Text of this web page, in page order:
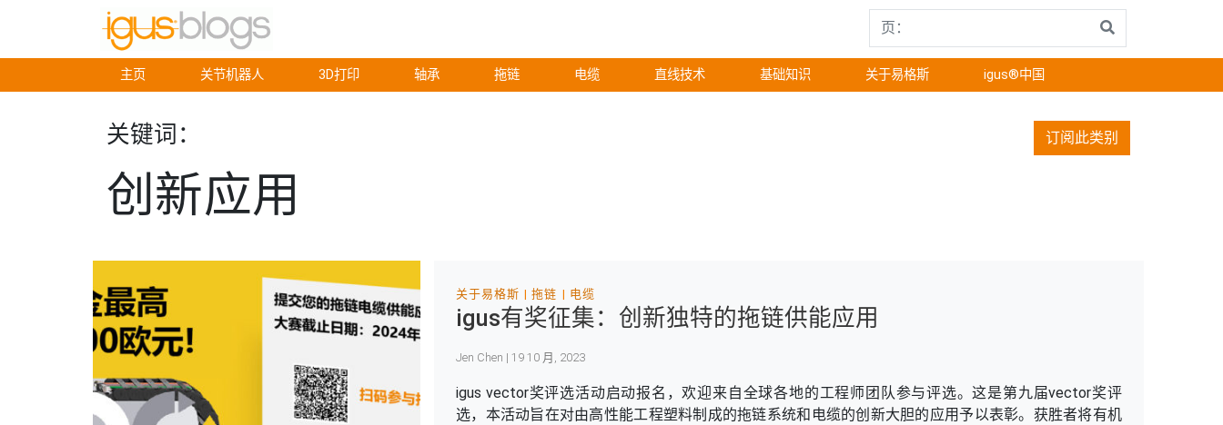
主页 关节机器人 3D打印 轴承 拖链 电缆 直线技术 基础知识 关于易格斯 igus®中国
关键词：
创新应用
订阅此类别
关于易格斯 拖链 电缆
igus有奖征集：创新独特的拖链供能应用
Jen Chen | 19 10 月, 2023
igus vector奖评选活动启动报名，欢迎来自全球各地的工程师团队参与评选。这是第九届vector奖评
选，本活动旨在对由高性能工程塑料制成的拖链系统和电缆的创新大胆的应用予以表彰。获胜者将有机